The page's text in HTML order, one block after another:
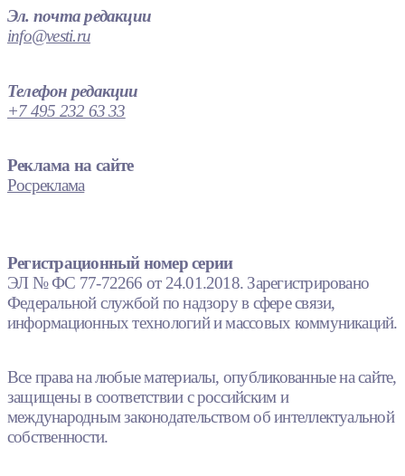
Эл. почта редакции
info@vesti.ru
Телефон редакции
+7 495 232 63 33
Реклама на сайте
Росреклама
Регистрационный номер серии
ЭЛ № ФС 77-72266 от 24.01.2018. Зарегистрировано
Федеральной службой по надзору в сфере связи,
информационных технологий и массовых коммуникаций.
Все права на любые материалы, опубликованные на сайте,
защищены в соответствии с российским и
международным законодательством об интеллектуальной
собственности.